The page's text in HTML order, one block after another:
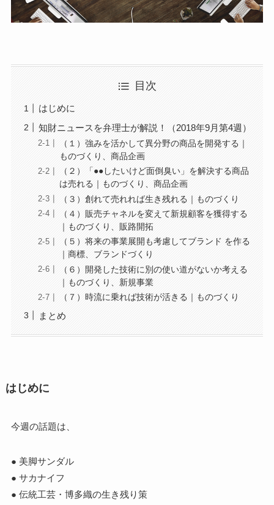
目次
はじめに
知財ニュースを弁理士が解説！（2018年9月第4週）
（１）強みを活かして異分野の商品を開発する｜
ものづくり、商品企画
（２）「●●したいけど面倒臭い」を解決する商品
は売れる｜ものづくり、商品企画
（３）創れて売れれば生き残れる｜ものづくり
（４）販売チャネルを変えて新規顧客を獲得する
｜ものづくり、販路開拓
（５）将来の事業展開も考慮してブランド を作る
｜商標、ブランドづくり
（６）開発した技術に別の使い道がないか考える
｜ものづくり、新規事業
（７）時流に乗れば技術が活きる｜ものづくり
まとめ
はじめに
今週の話題は、
● 美脚サンダル
● サカナイフ
● 伝統工芸・博多織の生き残り策